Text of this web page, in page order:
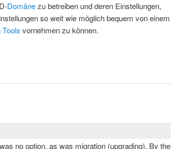
Domänezu betreiben und deren Einstellungen,
so weit wie möglich bequem von einem
vornehmen zu können.
no option, as was migration (upgrading). By the